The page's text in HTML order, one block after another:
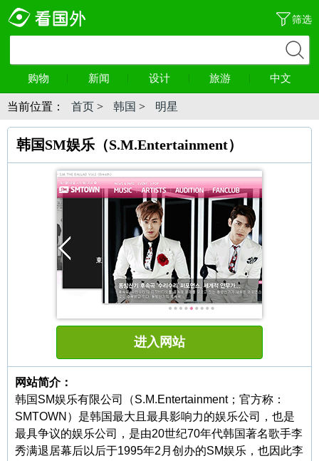
筛选
购物 新闻 设计 旅游 中文
当前位置： 首页 > 韩国 > 明星
韩国SM娱乐（S.M.Entertainment）
进入网站
网站简介：
韩国SM娱乐有限公司（S.M.Entertainment；官方称：
SMTOWN）是韩国最大且最具影响力的娱乐公司，也是
最具争议的娱乐公司，是由20世纪70年代韩国著名歌手李
秀满退居幕后以后于1995年2月创办的SM娱乐，也因此李